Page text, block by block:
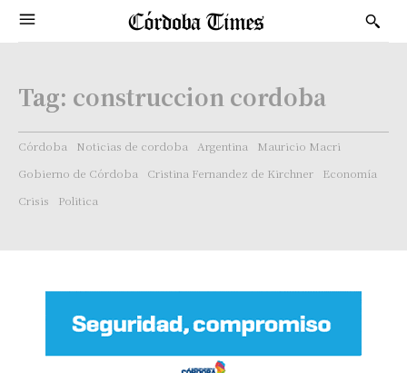
Tag: construccion cordoba
Córdoba Noticias de cordoba Argentina
Mauricio Macri
Gobierno de Córdoba
Cristina Fernandez de Kirchner
Economía
Crisis
Politica